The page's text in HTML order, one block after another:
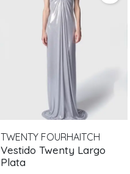
TWENTY FOURHAITCH
Vestido Twenty Largo
Plata